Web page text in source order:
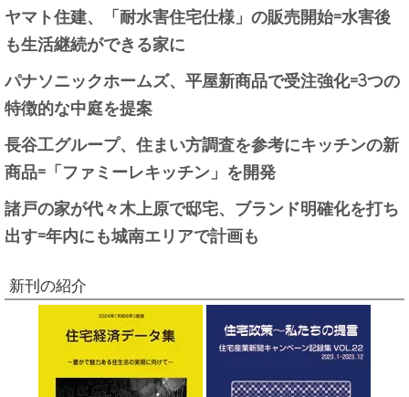
ヤマト住建、「耐水害住宅仕様」の販売開始=水害後
も生活継続ができる家に
パナソニックホームズ、平屋新商品で受注強化=3つの
特徴的な中庭を提案
長谷工グループ、住まい方調査を参考にキッチンの新
商品=「ファミーレキッチン」を開発
諸戸の家が代々木上原で邸宅、ブランド明確化を打ち
出す=年内にも城南エリアで計画も
新刊の紹介